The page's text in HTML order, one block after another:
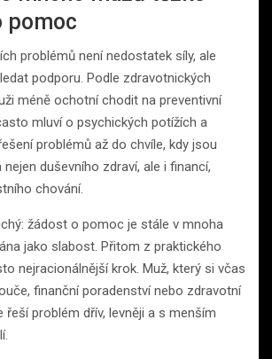
pomoc
problémů není nedostatek síly, ale
podporu. Podle zdravotnických
méně ochotní chodit na preventivní
mluví o psychických potížích a
problémů až do chvíle, kdy jsou
nejen duševního zdraví, ale i financí,
chování.
žádost o pomoc je stále v mnoha
jako slabost. Přitom z praktického
nejracionálnější krok. Muž, který si včas
finanční poradenství nebo zdravotní
řeší problém dřív, levněji a s menším